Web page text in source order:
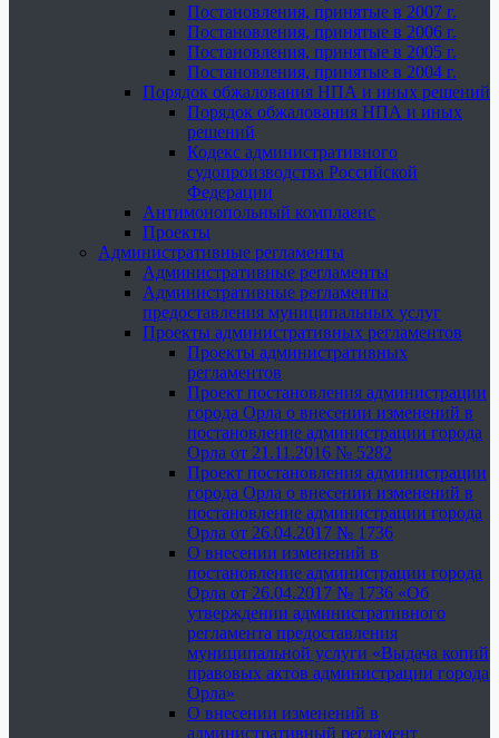
Постановления, принятые в 2007 г.
Постановления, принятые в 2006 г.
Постановления, принятые в 2005 г.
Постановления, принятые в 2004 г.
Порядок обжалования НПА и иных решений
Порядок обжалования НПА и иных
решений
Кодекс административного
судопроизводства Российской
Федерации
Антимонопольный комплаенс
Проекты
Административные регламенты
Административные регламенты
Административные регламенты
предоставления муниципальных услуг
Проекты административных регламентов
Проекты административных
регламентов
Проект постановления администрации
города Орла о внесении изменений в
постановление администрации города
Орла от 21.11.2016 № 5282
Проект постановления администрации
города Орла о внесении изменений в
постановление администрации города
Орла от 26.04.2017 № 1736
О внесении изменений в
постановление администрации города
Орла от 26.04.2017 № 1736 «Об
утверждении административного
регламента предоставления
муниципальной услуги «Выдача копий
правовых актов администрации города
Орла»
О внесении изменений в
административный регламент